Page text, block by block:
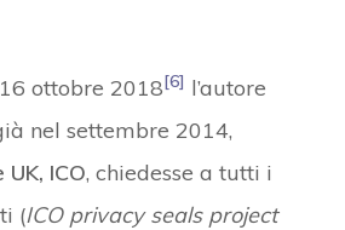
ottobre 2018[6] l’autore
nel settembre 2014,
UK, ICO, chiedesse a tutti i
(ICO privacy seals project